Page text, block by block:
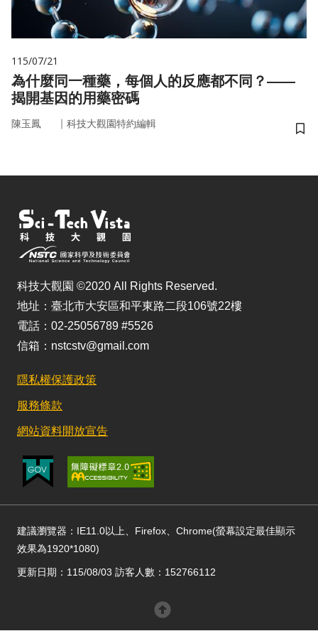
115/07/21
為什麼同一種藥，每個人的反應都不同？——
揭開基因的用藥密碼
陳玉鳳 ｜ 科技大觀園特約編輯
儲
科技大觀園 ©2020 All Rights Reserved.
地址：臺北市大安區和平東路二段106號22樓
電話：02-25056789 #5526
信箱：nstcstv@gmail.com
隱私權保護政策
服務條款
網站資料開放宣告
建議瀏覽器：IE11.0以上、Firefox、Chrome(螢幕設定最佳顯示
效果為1920*1080)
更新日期：115/08/03 訪客人數：152766112
回頂部